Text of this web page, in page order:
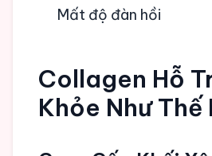
Mất độ đàn hồi
Collagen Hỗ
Khỏe Như Thế